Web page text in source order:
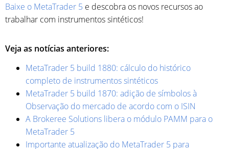
Baixe o MetaTrader 5 e descobra os novos recursos ao
trabalhar com instrumentos sintéticos!
Veja as notícias anteriores:
MetaTrader 5 build 1880: cálculo do histórico
completo de instrumentos sintéticos
MetaTrader 5 build 1870: adição de símbolos à
Observação do mercado de acordo com o ISIN
A Brokeree Solutions libera o módulo PAMM para o
MetaTrader 5
Importante atualização do MetaTrader 5 para